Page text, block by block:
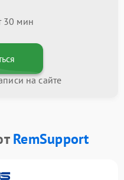
30 мин
на сайте
RemSupport